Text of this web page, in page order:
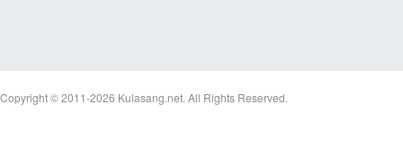
Copyright © 2011-2026 Kulasang.net. All Rights Reserved.